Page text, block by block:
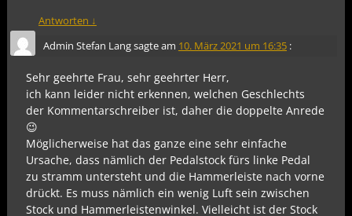
Antworten ↓
Admin Stefan Langsagte am 10. März 2021 um 16:35 :
Sehr geehrte Frau, sehr geehrter Herr,
ich kann leider nicht erkennen, welchen Geschlechts
der Kommentarschreiber ist, daher die doppelte Anrede
😉
Möglicherweise hat das ganze eine sehr einfache
Ursache, dass nämlich der Pedalstock fürs linke Pedal
zu stramm untersteht und die Hammerleiste nach vorne
drückt. Es muss nämlich ein wenig Luft sein zwischen
Stock und Hammerleistenwinkel. Vielleicht ist der Stock